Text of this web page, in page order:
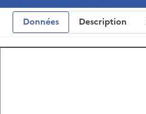
Données Description